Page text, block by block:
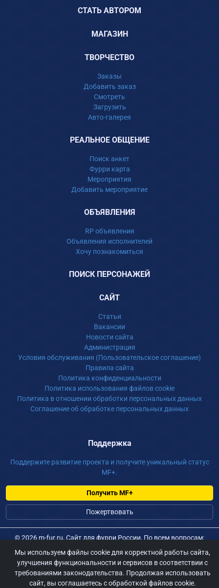
СТАТЬ АВТОРОМ
МАГАЗИН
ТВОРЧЕСТВО
Заказы
Добавить заказ
Смотреть
Загрузить
Авто-галерея
РЕАЛЬНОЕ ОБЩЕНИЕ
Поиск анкет
Фурри карта
Мероприятия
Добавить мероприятие
ОБЪЯВЛЕНИЯ
RP объявления
Объявления исполнителей
Хочу познакомиться
ПОИСК ПЕРСОНАЖЕЙ
САЙТ
Статьи
Вакансии
Новости сайта
Администрация
Условия обслуживания (Пользовательское соглашение)
Правила сайта
Политика конфиденциальности
Политика использования файлов cookie
Политика в отношении обработки персональных данных
Соглашение об обработке персональных данных
Поддержка
Поддержите развитие проекта и получите уникальный статус
MF+.
Получить MF+
Пожертвовать
©2026 m-fur.ru, Сайт для фурри России, По всем вопросам:
admin@m-fur.ru
Мы используем файлы cookie для корректной работы сайта,
улучшения функциональности и сервисов в соответствии с
требованиями законодательства. Продолжая использовать
сайт, вы соглашаетесь с обработкой файлов cookie.